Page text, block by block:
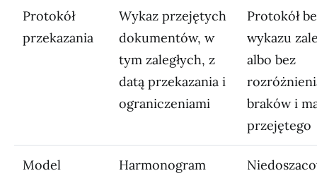
Protokół
przekazania
Wykaz przejętych
dokumentów, w
tym zaległych, z
datą przekazania i
ograniczeniami
Protokół
wykazu
albo bez
braków i
przejętego
Model
Harmonogram